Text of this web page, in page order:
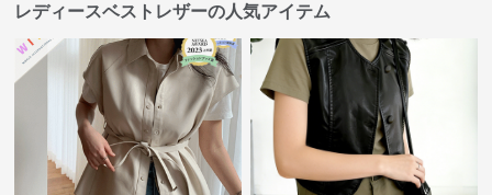
レディースベストレザーの人気アイテム